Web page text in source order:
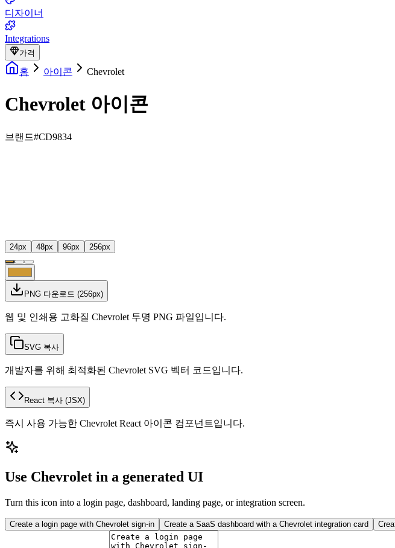
디자이너
Integrations
가격
홈 아이콘 Chevrolet
Chevrolet 아이콘
브랜드#CD9834
24px 48px 96px 256px
PNG 다운로드 (256px)
웹 및 인쇄용 고화질 Chevrolet 투명 PNG 파일입니다.
SVG 복사
개발자를 위해 최적화된 Chevrolet SVG 벡터 코드입니다.
React 복사 (JSX)
즉시 사용 가능한 Chevrolet React 아이콘 컴포넌트입니다.
Use Chevrolet in a generated UI
Turn this icon into a login page, dashboard, landing page, or integration screen.
Create a login page with Chevrolet sign-in Create a SaaS dashboard with a Chevrolet integration card